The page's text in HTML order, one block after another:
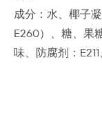
成分：水、椰子
E260）、糖、果
味、防腐剂：